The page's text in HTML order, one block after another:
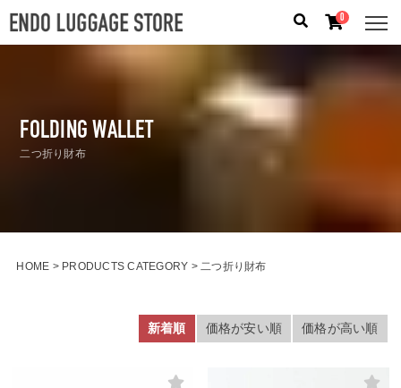
誕生日プレゼント/フリクエン タ
ー/ 機内持込
カテゴリから探す
円 〜 円
0
FOLDING WALLET
二つ折り財布
HOME PRODUCTS CATEGORY 二つ折り財布
価格が安い順 価格が高い順
新着順